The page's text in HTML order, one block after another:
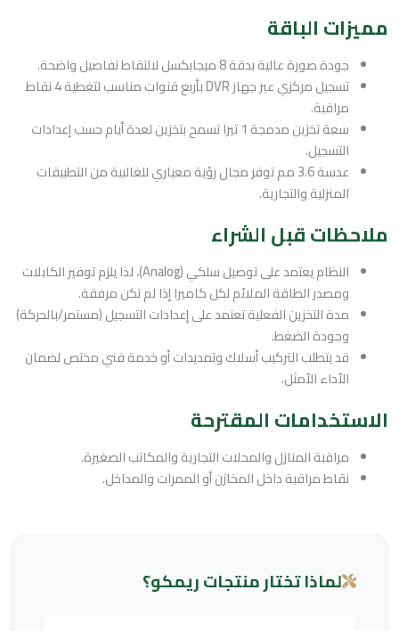
مميزات الباقة
جودة صورة عالية بدقة 8 ميجابكسل لالتقاط تفاصيل واضحة.
تسجيل مركزي عبر جهاز DVR بأربع قنوات مناسب لتغطية 4 نقاط
مراقبة.
سعة تخزين مدمجة 1 تيرا تسمح بتخزين لعدة أيام حسب إعدادات
التسجيل.
عدسة 3.6 مم توفر مجال رؤية معياري للغالبية من التطبيقات
المنزلية والتجارية.
ملاحظات قبل الشراء
النظام يعتمد على توصيل سلكي (Analog)، لذا يلزم توفير الكابلات
ومصدر الطاقة الملائم لكل كاميرا إذا لم تكن مرفقة.
مدة التخزين الفعلية تعتمد على إعدادات التسجيل (مستمر/بالحركة)
وجودة الضغط.
قد يتطلب التركيب أسلاك وتمديدات أو خدمة فني مختص لضمان
الأداء الأمثل.
الاستخدامات المقترحة
مراقبة المنازل والمحلات التجارية والمكاتب الصغيرة.
نقاط مراقبة داخل المخازن أو الممرات والمداخل.
لماذا تختار منتجات ريمكو؟